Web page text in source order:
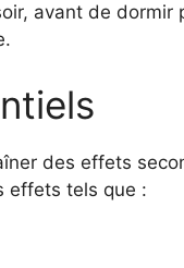
avant de dormir
des effets
effets tels que :